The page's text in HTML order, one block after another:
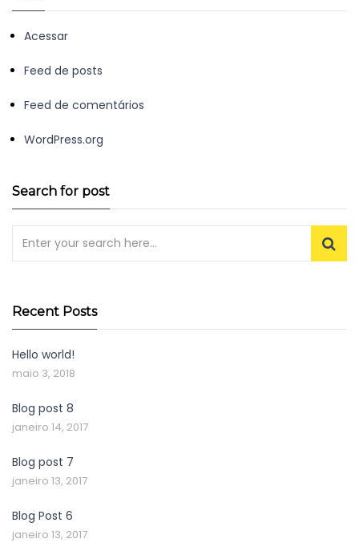
Acessar
Feed de posts
Feed de comentários
WordPress.org
Search for post
Recent Posts
Hello world!
maio 3, 2018
Blog post 8
janeiro 14, 2017
Blog post 7
janeiro 13, 2017
Blog Post 6
janeiro 13, 2017